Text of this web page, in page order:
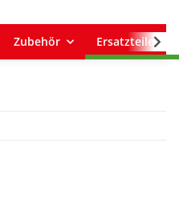
Zubehör Ersatzteile